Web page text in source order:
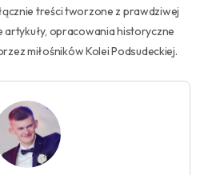
treści tworzone z prawdziwej
opracowania historyczne
miłośników Kolei Podsudeckiej.